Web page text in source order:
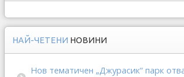
НАЙ-ЧЕТЕНИ НОВИНИ
Нов тематичен „Джурасик“ парк